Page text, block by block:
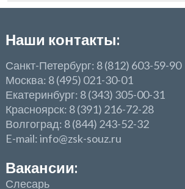
Наши контакты:
Санкт-Петербург: 8 (812) 603-59-90
Москва: 8 (495) 021-30-01
Екатеринбург: 8 (343) 305-00-31
Красноярск: 8 (391) 216-72-28
Волгоград: 8 (844) 243-52-32
E-mail: info@zsk-souz.ru
Вакансии:
Слесарь